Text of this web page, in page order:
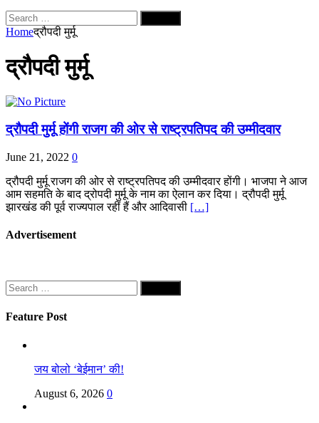
Search
for:
Homeद्रौपदी मुर्मू
द्रौपदी मुर्मू
द्रौपदी मुर्मू होंगी राजग की ओर से राष्ट्रपतिपद की उम्मीदवार
June 21, 2022 0
द्रौपदी मुर्मू राजग की ओर से राष्ट्रपतिपद की उम्मीदवार होंगी। भाजपा ने आज
आम सहमति के बाद द्रोपदी मुर्मू के नाम का ऐलान कर दिया। द्रौपदी मुर्मू
झारखंड की पूर्व राज्यपाल रहीं हैं और आदिवासी […]
Advertisement
Search
for:
Feature Post
जय बोलो ‘बेईमान’ की!
August 6, 2026 0